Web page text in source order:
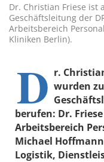
Dr. Christian Friese ist
Geschäftsleitung der
Arbeitsbereich
Kliniken Berlin).
D r.
wurden
berufen: Dr.
Arbeitsbereich
Michael
Logistik,